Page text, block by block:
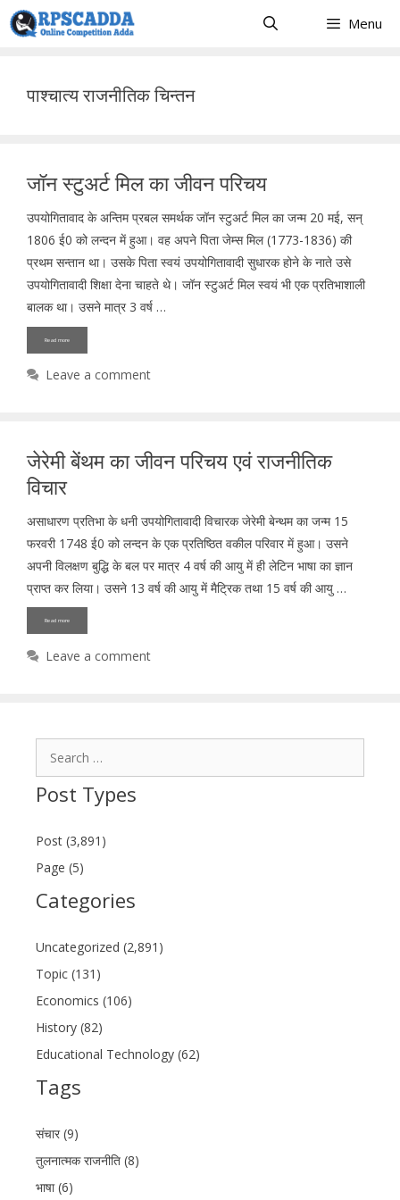
Skip
to
Menu
पाश्चात्य राजनीतिक चिन्तन
जॉन स्टुअर्ट मिल का जीवन परिचय
उपयोगितावाद के अन्तिम प्रबल समर्थक जॉन स्टुअर्ट मिल का जन्म 20 मई, सन्
1806 ई0 को लन्दन में हुआ। वह अपने पिता जेम्स मिल (1773-1836) की
प्रथम सन्तान था। उसके पिता स्वयं उपयोगितावादी सुधारक होने के नाते उसे
उपयोगितावादी शिक्षा देना चाहते थे। जॉन स्टुअर्ट मिल स्वयं भी एक प्रतिभाशाली
बालक था। उसने मात्र 3 वर्ष …
Read more
Leave a comment
जेरेमी बेंथम का जीवन परिचय एवं राजनीतिक
विचार
असाधारण प्रतिभा के धनी उपयोगितावादी विचारक जेरेमी बेन्थम का जन्म 15
फरवरी 1748 ई0 को लन्दन के एक प्रतिष्ठित वकील परिवार में हुआ। उसने
अपनी विलक्षण बुद्धि के बल पर मात्र 4 वर्ष की आयु में ही लेटिन भाषा का ज्ञान
प्राप्त कर लिया। उसने 13 वर्ष की आयु में मैट्रिक तथा 15 वर्ष की आयु …
Read more
Leave a comment
Post Types
Post (3,891)
Page (5)
Categories
Uncategorized (2,891)
Topic (131)
Economics (106)
History (82)
Educational Technology (62)
Tags
संचार (9)
तुलनात्मक राजनीति (8)
भाषा (6)